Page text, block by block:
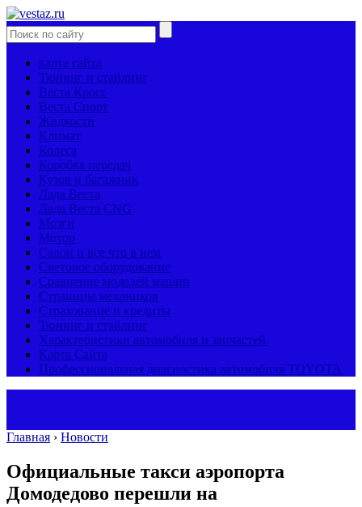
карта сайта
Тюнинг и стайлинг
Веста Кросс
Веста Спорт
Жидкости
Климат
Колеса
Коробка передач
Кузов и багажник
Лада Веста
Лада Веста CNG
Мозги
Мотор
Салон и все что в нем
Световое оборудование
Сравнение моделей машин
Страницы механиков
Страхование и кредиты
Тюнинг и стайлинг
Характеристики автомобиля и запчастей
Карта Сайта
Профессиональная диагностика автомобиля TOYOTA
Главная › Новости
Официальные такси аэропорта
Домодедово перешли на